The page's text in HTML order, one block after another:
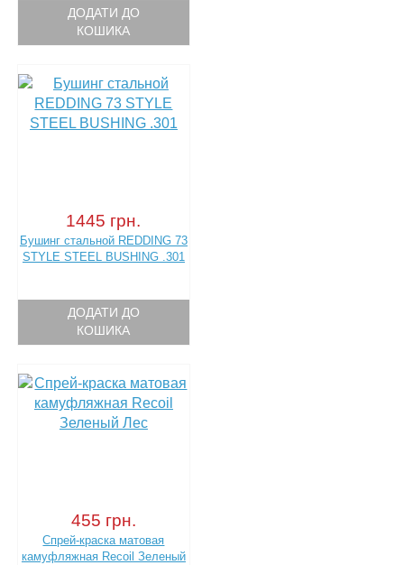
ДОДАТИ ДО
КОШИКА
1445 грн.
Бушинг стальной REDDING 73
STYLE STEEL BUSHING .301
ДОДАТИ ДО
КОШИКА
455 грн.
Спрей-краска матовая
камуфляжная Recoil Зеленый